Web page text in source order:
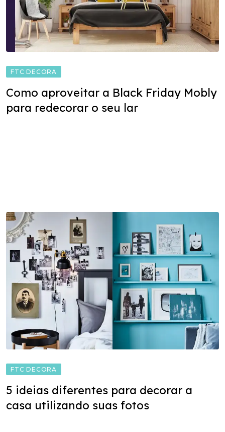
FTC DECORA
Como aproveitar a Black Friday Mobly
para redecorar o seu lar
FTC DECORA
5 ideias diferentes para decorar a
casa utilizando suas fotos